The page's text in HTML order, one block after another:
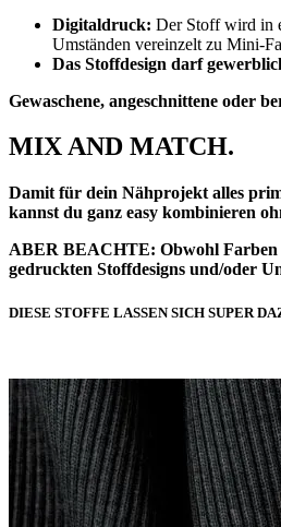
Digitaldruck: Der Stoff wird in
Umständen vereinzelt zu Mini-
Das Stoffdesign darf
Gewaschene, angeschnittene oder
MIX AND MATCH.
Damit für dein Nähprojekt alles
kannst du ganz easy kombinieren
ABER BEACHTE: Obwohl Farben
gedruckten Stoffdesigns und/oder
DIESE STOFFE LASSEN SICH SUPER